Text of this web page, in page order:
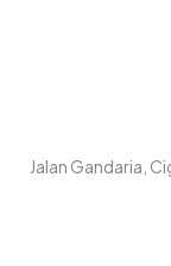
Jalan Gandaria,